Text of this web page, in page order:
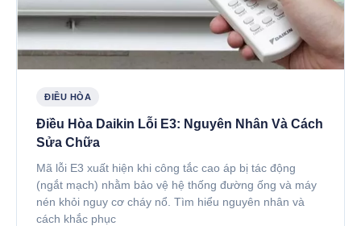
ĐIỀU HÒA
Điều Hòa Daikin Lỗi E3: Nguyên Nhân Và Cách
Sửa Chữa
Mã lỗi E3 xuất hiện khi công tắc cao áp bị tác động
(ngắt mạch) nhằm bảo vệ hệ thống đường ống và máy
nén khỏi nguy cơ cháy nổ. Tìm hiểu nguyên nhân và
cách khắc phục